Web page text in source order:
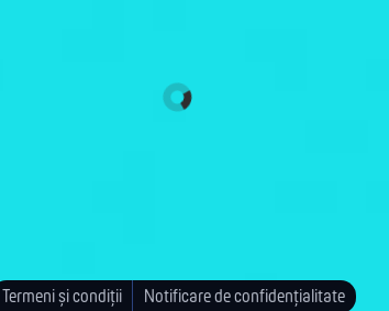
Termeni și condiții Notificare de confidențialitate